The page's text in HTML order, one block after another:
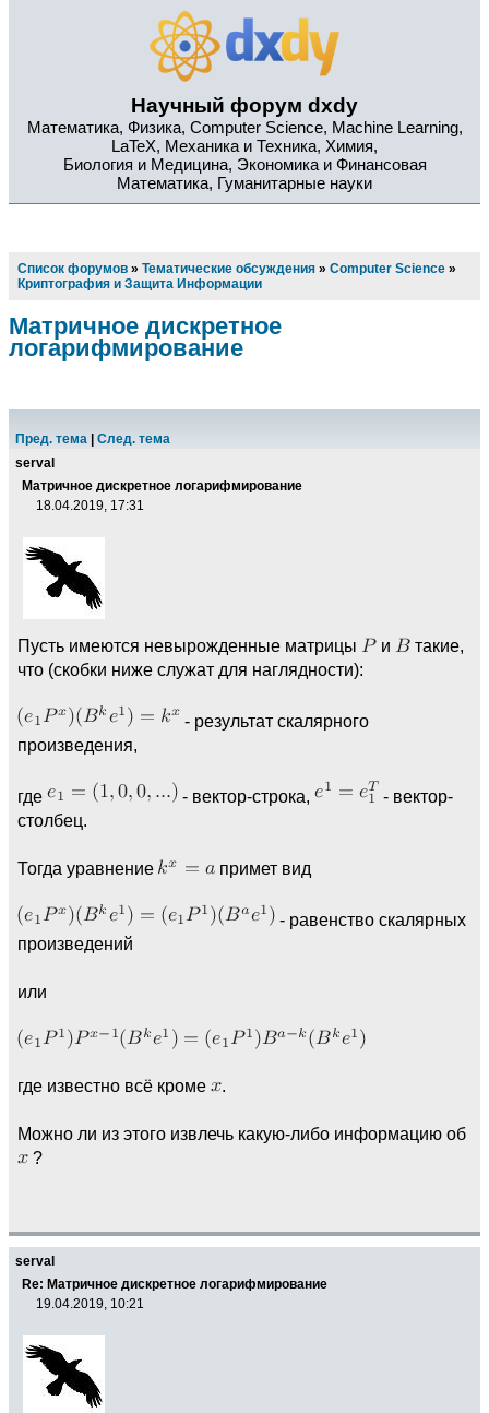
Научный форум dxdy
Математика, Физика, Computer Science, Machine Learning,
LaTeX, Механика и Техника, Химия,
Биология и Медицина, Экономика и Финансовая
Математика, Гуманитарные науки
Список форумов » Тематические обсуждения » Computer Science »
Криптография и Защита Информации
Матричное дискретное
логарифмирование
Пред. тема
След. тема
serval
Матричное дискретное логарифмирование
18.04.2019, 17:31
Пусть имеются невырожденные матрицы и
такие,
что (скобки ниже служат для наглядности):
- результат скалярного
произведения,
где - вектор-строка,
- вектор-
столбец.
Тогда уравнение примет вид
- равенство скалярных
произведений
или
где известно всё кроме .
Можно ли из этого извлечь какую-либо информацию об
?
serval
Re: Матричное дискретное логарифмирование
19.04.2019, 10:21